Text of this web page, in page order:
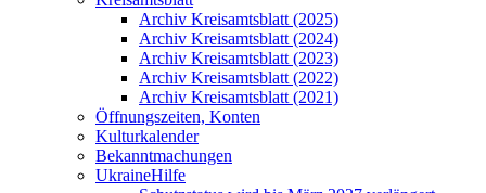
Archiv Kreisamtsblatt (2025)
Archiv Kreisamtsblatt (2024)
Archiv Kreisamtsblatt (2023)
Archiv Kreisamtsblatt (2022)
Archiv Kreisamtsblatt (2021)
Öffnungszeiten, Konten
Kulturkalender
Bekanntmachungen
UkraineHilfe